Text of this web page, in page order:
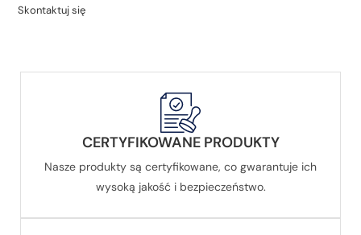
Skontaktuj się
CERTYFIKOWANE PRODUKTY
Nasze produkty są certyfikowane, co gwarantuje ich
wysoką jakość i bezpieczeństwo.